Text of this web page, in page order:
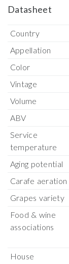
Datasheet
Country
Appellation
Color
Vintage
Volume
ABV
Service
temperature
Aging potential
Carafe aeration
Grapes variety
Food & wine
associations
House